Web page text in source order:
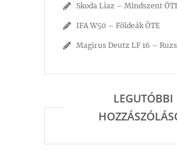
Skoda Liaz – Mindszent
IFA W50 – Földeák ÖTE
Magirus Deutz LF 16 –
LEGUTÓBBI